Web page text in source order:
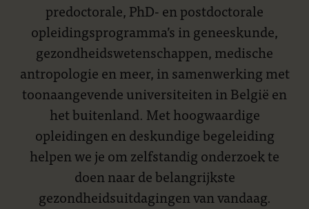
predoctorale, PhD- en postdoctorale
opleidingsprogramma’s in geneeskunde,
gezondheidswetenschappen, medische
antropologie en meer, in samenwerking met
toonaangevende universiteiten in België en
het buitenland. Met hoogwaardige
opleidingen en deskundige begeleiding
helpen we je om zelfstandig onderzoek te
doen naar de belangrijkste
gezondheidsuitdagingen van vandaag.